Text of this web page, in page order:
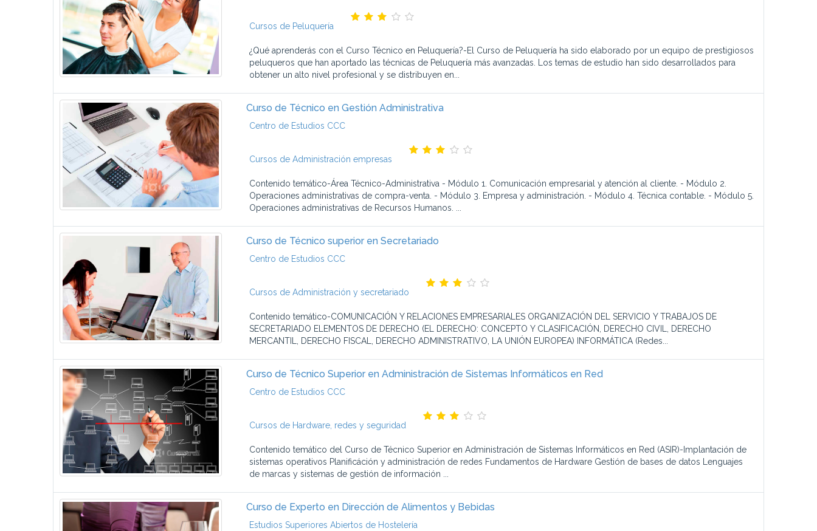
Cursos de Peluquería
¿Qué aprenderás con el Curso Técnico en Peluquería?-El Curso de Peluquería ha sido elaborado por un equipo de prestigiosos
peluqueros que han aportado las técnicas de Peluquería más avanzadas. Los temas de estudio han sido desarrollados para
obtener un alto nivel profesional y se distribuyen en...
Curso de Técnico en Gestión Administrativa
Centro de Estudios CCC
Cursos de Administración empresas
Contenido temático-Área Técnico-Administrativa - Módulo 1. Comunicación empresarial y atención al cliente. - Módulo 2.
Operaciones administrativas de compra-venta. - Módulo 3. Empresa y administración. - Módulo 4. Técnica contable. - Módulo 5.
Operaciones administrativas de Recursos Humanos. ...
Curso de Técnico superior en Secretariado
Centro de Estudios CCC
Cursos de Administración y secretariado
Contenido temático-COMUNICACIÓN Y RELACIONES EMPRESARIALES ORGANIZACIÓN DEL SERVICIO Y TRABAJOS DE
SECRETARIADO ELEMENTOS DE DERECHO (EL DERECHO: CONCEPTO Y CLASIFICACIÓN, DERECHO CIVIL, DERECHO
MERCANTIL, DERECHO FISCAL, DERECHO ADMINISTRATIVO, LA UNIÓN EUROPEA) INFORMÁTICA (Redes...
Curso de Técnico Superior en Administración de Sistemas Informáticos en Red
Centro de Estudios CCC
Cursos de Hardware, redes y seguridad
Contenido temático del Curso de Técnico Superior en Administración de Sistemas Informáticos en Red (ASIR)-Implantación de
sistemas operativos Planificáción y administración de redes Fundamentos de Hardware Gestión de bases de datos Lenguajes
de marcas y sistemas de gestión de información ...
Curso de Experto en Dirección de Alimentos y Bebidas
Estudios Superiores Abiertos de Hostelería